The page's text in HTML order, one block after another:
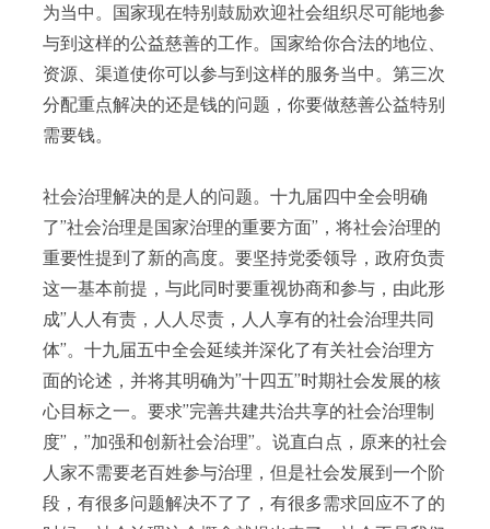
为当中。国家现在特别鼓励欢迎社会组织尽可能地参
与到这样的公益慈善的工作。国家给你合法的地位、
资源、渠道使你可以参与到这样的服务当中。第三次
分配重点解决的还是钱的问题，你要做慈善公益特别
需要钱。
社会治理解决的是人的问题。十九届四中全会明确
了”社会治理是国家治理的重要方面”，将社会治理的
重要性提到了新的高度。要坚持党委领导，政府负责
这一基本前提，与此同时要重视协商和参与，由此形
成”人人有责，人人尽责，人人享有的社会治理共同
体”。十九届五中全会延续并深化了有关社会治理方
面的论述，并将其明确为”十四五”时期社会发展的核
心目标之一。要求”完善共建共治共享的社会治理制
度”，”加强和创新社会治理”。说直白点，原来的社会
人家不需要老百姓参与治理，但是社会发展到一个阶
段，有很多问题解决不了了，有很多需求回应不了的